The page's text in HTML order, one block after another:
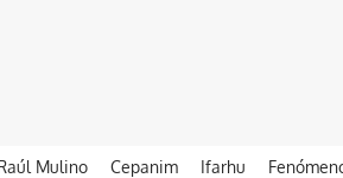
Mulino Cepanim Ifarhu